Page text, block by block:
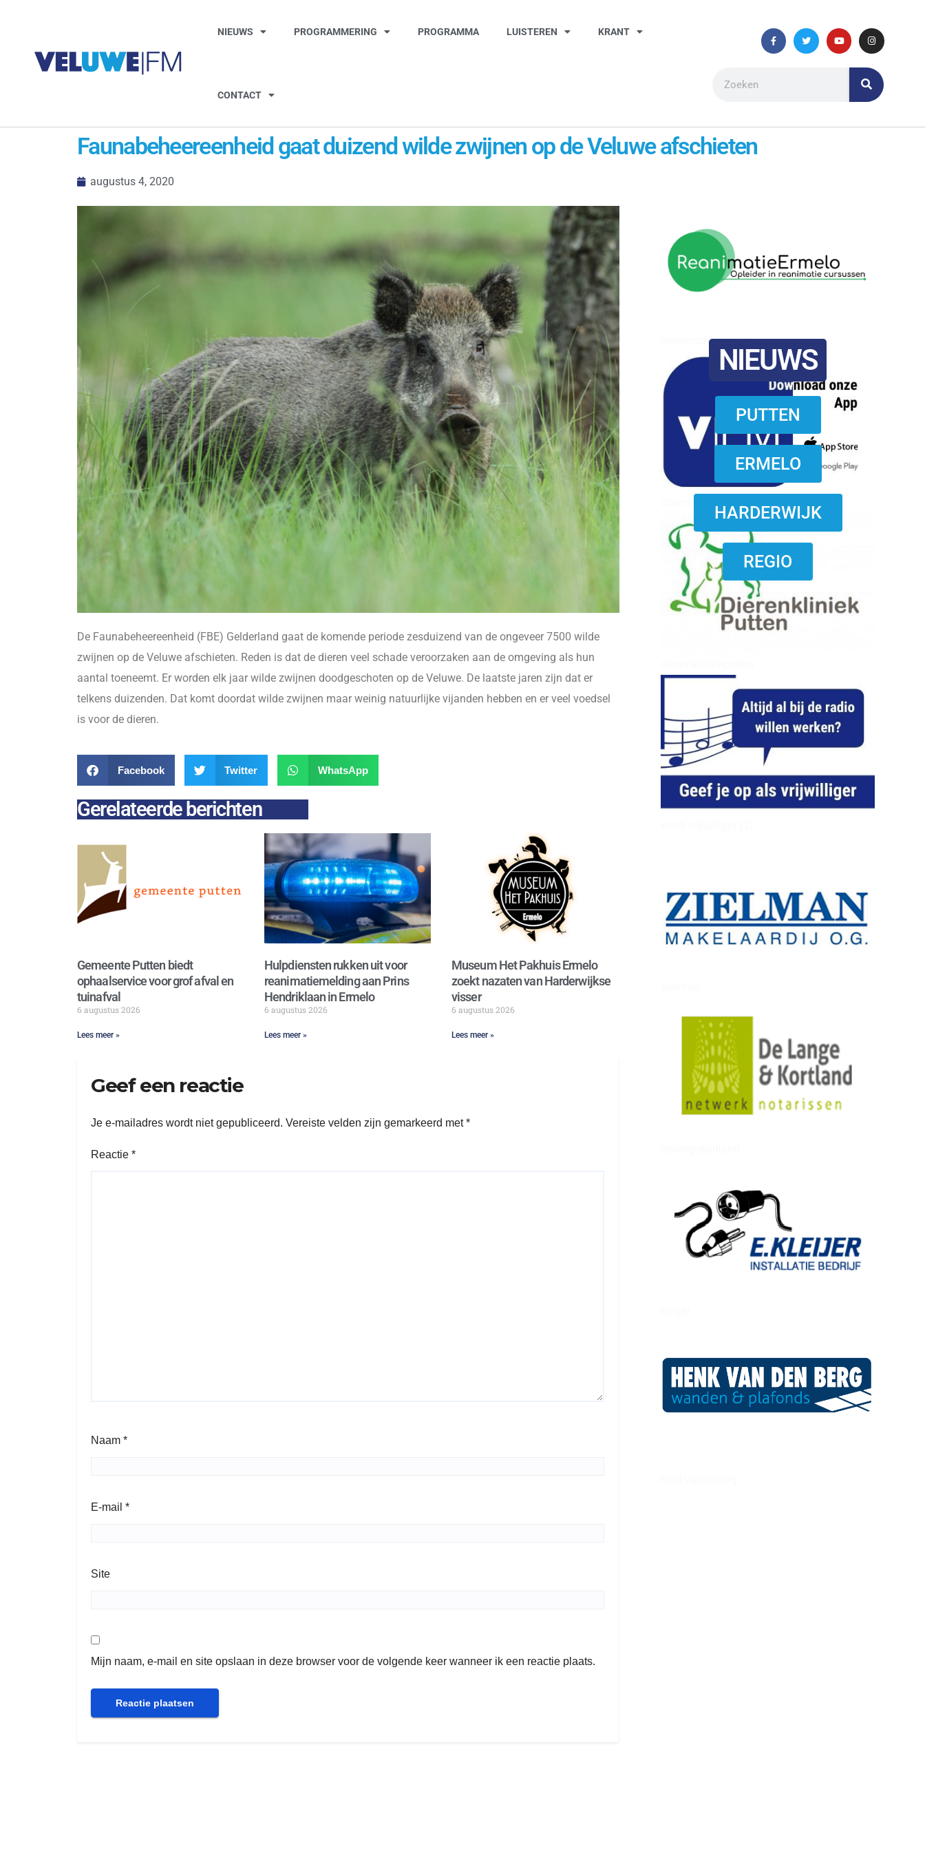
NIEUWS PROGRAMMERING PROGRAMMA LUISTEREN KRANT
CONTACT
Faunabeheereenheid gaat duizend wilde zwijnen op de Veluwe afschieten
augustus 4, 2020
reanimatie ermelo
NIEUWS
PUTTEN
ERMELO
HARDERWIJK
REGIO
De Faunabeheereenheid (FBE) Gelderland gaat de komende periode zesduizend van de ongeveer 7500 wilde
zwijnen op de Veluwe afschieten. Reden is dat de dieren veel schade veroorzaken aan de omgeving als hun
aantal toeneemt. Er worden elk jaar wilde zwijnen doodgeschoten op de Veluwe. De laatste jaren zijn dat er
telkens duizenden. Dat komt doordat wilde zwijnen maar weinig natuurlijke vijanden hebben en er veel voedsel
is voor de dieren.
Facebook Twitter WhatsApp
Gerelateerde berichten
Gemeente Putten biedt
ophaalservice voor grof afval en
tuinafval
6 augustus 2026
Lees meer »
Hulpdiensten rukken uit voor
reanimatiemelding aan Prins
Hendriklaan in Ermelo
6 augustus 2026
Lees meer »
Museum Het Pakhuis Ermelo
zoekt nazaten van Harderwijkse
visser
6 augustus 2026
Lees meer »
Geef een reactie
Je e-mailadres wordt niet gepubliceerd. Vereiste velden zijn gemarkeerd met*
Reactie *
Naam *
E-mail *
Site
Mijn naam, e-mail en site opslaan in deze browser voor de volgende keer wanneer ik een reactie plaats.